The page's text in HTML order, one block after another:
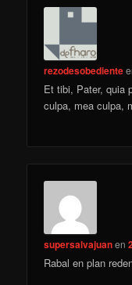
rezodesobediente
Et tibi, Pater, quia
culpa, mea culpa,
supersalvajuanen
Rabal en plan